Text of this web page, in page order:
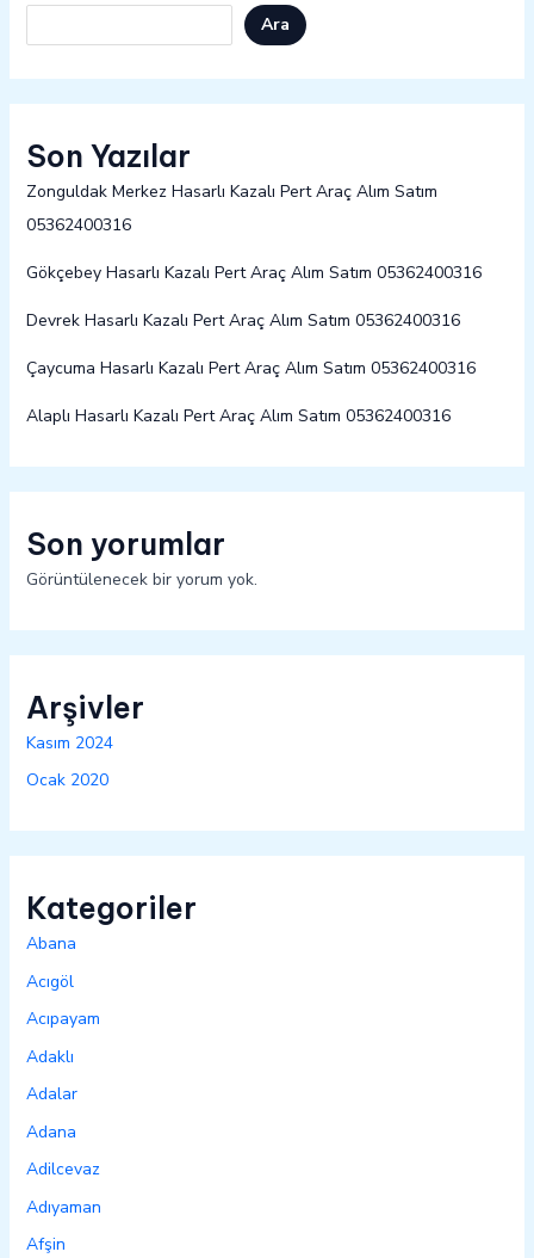
Ara
Son Yazılar
Zonguldak Merkez Hasarlı Kazalı Pert Araç Alım Satım
05362400316
Gökçebey Hasarlı Kazalı Pert Araç Alım Satım 05362400316
Devrek Hasarlı Kazalı Pert Araç Alım Satım 05362400316
Çaycuma Hasarlı Kazalı Pert Araç Alım Satım 05362400316
Alaplı Hasarlı Kazalı Pert Araç Alım Satım 05362400316
Son yorumlar
Görüntülenecek bir yorum yok.
Arşivler
Kasım 2024
Ocak 2020
Kategoriler
Abana
Acıgöl
Acıpayam
Adaklı
Adalar
Adana
Adilcevaz
Adıyaman
Afşin